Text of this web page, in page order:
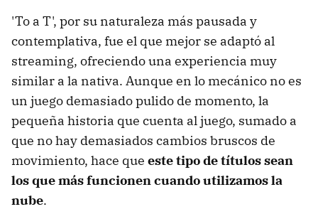
'To a T', por su naturaleza más pausada y
contemplativa, fue el que mejor se adaptó al
streaming, ofreciendo una experiencia muy
similar a la nativa. Aunque en lo mecánico no es
un juego demasiado pulido de momento, la
pequeña historia que cuenta al juego, sumado a
que no hay demasiados cambios bruscos de
movimiento, hace que este tipo de títulos sean
los que más funcionen cuando utilizamos la
nube.